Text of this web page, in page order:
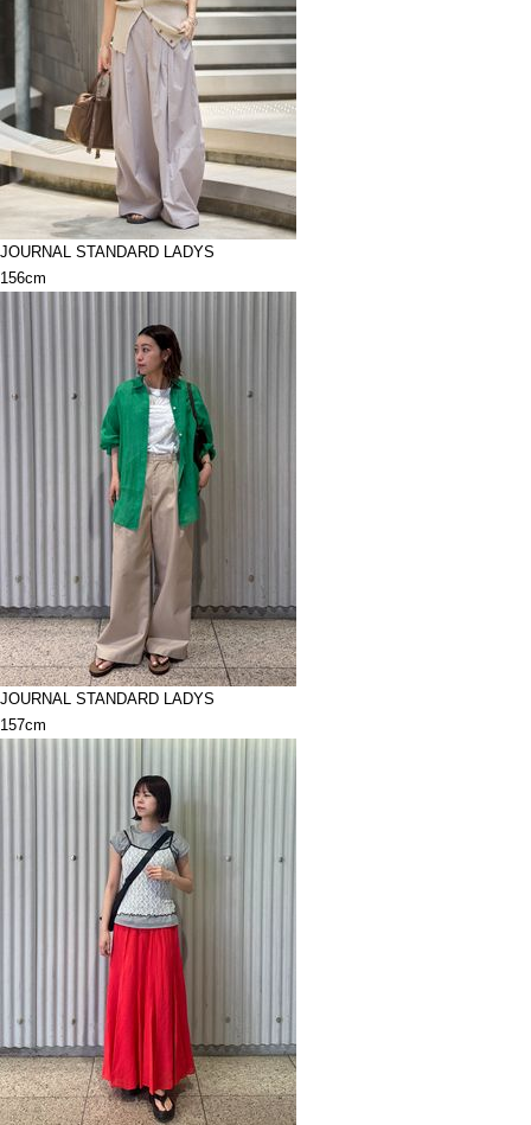
JOURNAL STANDARD LADYS
156cm
JOURNAL STANDARD LADYS
157cm